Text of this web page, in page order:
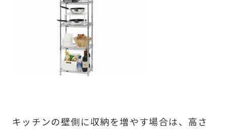
キッチンの壁側に収納を増やす場合は、高さ